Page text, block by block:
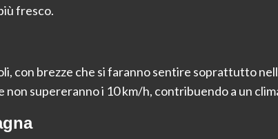
fresco.
con brezze che si faranno sentire soprattutto
supereranno i 10 km/h, contribuendo a un